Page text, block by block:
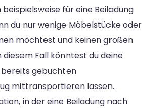
für eine Beiladung
du nur wenige Möbelstücke oder
möchtest und keinen großen
diesem Fall könntest du deine
gebuchten
mittransportieren lassen.
in der eine Beiladung nach